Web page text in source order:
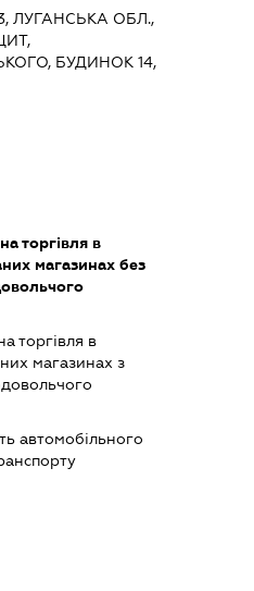
ЛУГАНСЬКА ОБЛ.,
БУДИНОК 14,
торгівля в
магазинах без
торгівля в
магазинах з
автомобільного